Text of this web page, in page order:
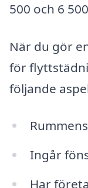
500 och 6
När du gör
för
följande
Ingår
Har